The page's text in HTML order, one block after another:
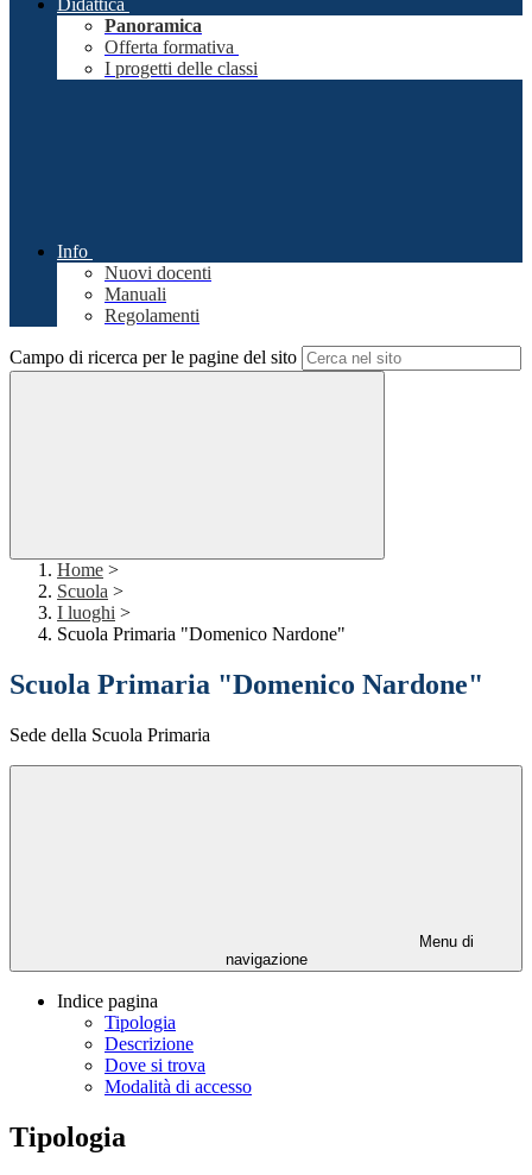
Didattica
Panoramica
Offerta formativa
I progetti delle classi
Info
Nuovi docenti
Manuali
Regolamenti
Campo di ricerca per le pagine del sito
Home >
Scuola >
I luoghi >
Scuola Primaria "Domenico Nardone"
Scuola Primaria "Domenico Nardone"
Sede della Scuola Primaria
Menu di
navigazione
Indice pagina
Tipologia
Descrizione
Dove si trova
Modalità di accesso
Tipologia